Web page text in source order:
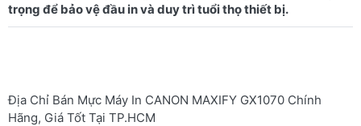
Địa Chỉ Bán Mực Máy In CANON MAXIFY GX1070 Chính
Hãng, Giá Tốt Tại TP.HCM